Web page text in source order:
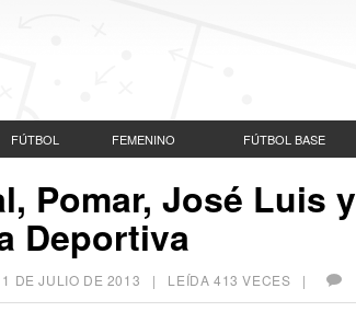
FÚTBOL FEMENINO FÚTBOL BASE
Pomar, José Luis
Deportiva
DE JULIO DE 2013 | LEÍDA 413 VECES |